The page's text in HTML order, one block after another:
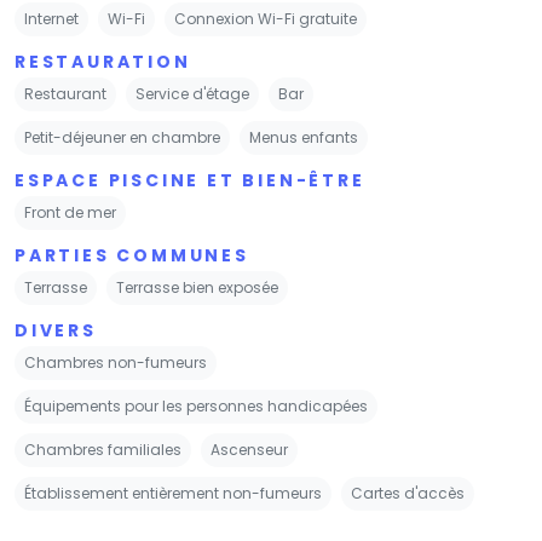
Internet Wi-Fi Connexion Wi-Fi gratuite
RESTAURATION
Restaurant Service d'étage Bar
Petit-déjeuner en chambre Menus enfants
ESPACE PISCINE ET BIEN-ÊTRE
Front de mer
PARTIES COMMUNES
Terrasse Terrasse bien exposée
DIVERS
Chambres non-fumeurs
Équipements pour les personnes handicapées
Chambres familiales Ascenseur
Établissement entièrement non-fumeurs Cartes d'accès